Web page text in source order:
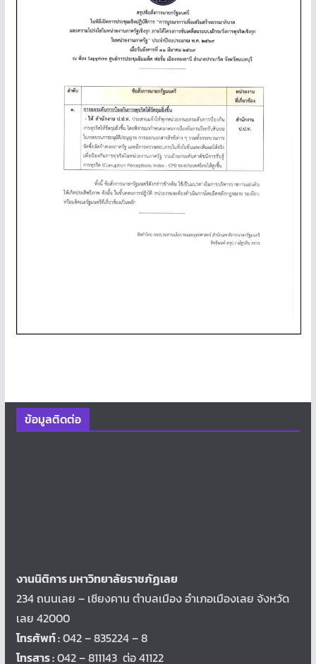
ข้อมูลติดต่อ
งานนิติการ มหาวิทยาลัยราชภัฏเลย
234 ถนนเลย – เชียงคาน ตำบลเมือง อำเภอเมืองเลย จังหวัด
เลย 42000
โทรศัพท์ :042 – 835224 – 8
โทรสาร :042 – 811143 ต่อ 41122